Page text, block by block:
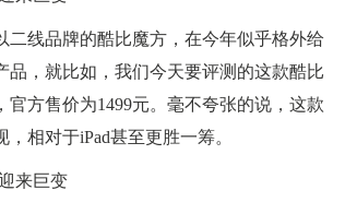
线品牌的酷比魔方，在今年似乎格外给
，就比如，我们今天要评测的这款酷比
方售价为1499元。毫不夸张的说，这款
相对于iPad甚至更胜一筹。